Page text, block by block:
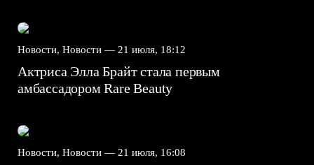
Новости, Новости — 21 июля, 18:12
Актриса Элла Брайт стала первым
амбассадором Rare Beauty
Новости, Новости — 21 июля, 16:08